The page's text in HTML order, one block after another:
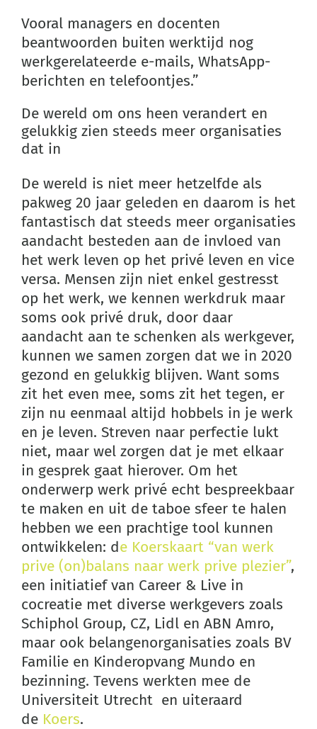
Vooral managers en docenten
beantwoorden buiten werktijd nog
werkgerelateerde e-mails, WhatsApp-
berichten en telefoontjes.”
De wereld om ons heen verandert en
gelukkig zien steeds meer organisaties
dat in
De wereld is niet meer hetzelfde als
pakweg 20 jaar geleden en daarom is het
fantastisch dat steeds meer organisaties
aandacht besteden aan de invloed van
het werk leven op het privé leven en vice
versa. Mensen zijn niet enkel gestresst
op het werk, we kennen werkdruk maar
soms ook privé druk, door daar
aandacht aan te schenken als werkgever,
kunnen we samen zorgen dat we in 2020
gezond en gelukkig blijven. Want soms
zit het even mee, soms zit het tegen, er
zijn nu eenmaal altijd hobbels in je werk
en je leven. Streven naar perfectie lukt
niet, maar wel zorgen dat je met elkaar
in gesprek gaat hierover. Om het
onderwerp werk privé echt bespreekbaar
te maken en uit de taboe sfeer te halen
hebben we een prachtige tool kunnen
ontwikkelen: de Koerskaart “van werk
prive (on)balans naar werk prive plezier”,
een initiatief van Career & Live in
cocreatie met diverse werkgevers zoals
Schiphol Group, CZ, Lidl en ABN Amro,
maar ook belangenorganisaties zoals BV
Familie en Kinderopvang Mundo en
bezinning. Tevens werkten mee de
Universiteit Utrecht en uiteraard
de Koers.